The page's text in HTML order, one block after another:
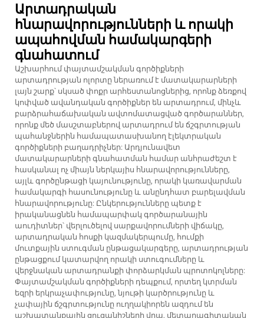
Արտադրական
հնարավորությունների և որակի
ապահովման համակարգերի
գնահատում
Աշխարհում փայտամշակման գործիքների
արտադրության ոլորտը ներառում է մատակարարների
լայն շարք՝ սկսած փոքր արհեստանոցներից, որոնք ձեռքով
կոփված ավանդական գործիքներ են արտադրում, մինչև
բարձրահաճախական ավտոմատացված գործարաններ,
որոնք մեծ մասշտաբներով արտադրում են ճշգրտության
պահանջներին համապատասխանող էլեկտրական
գործիքների բաղադրիչներ: Արդյունավետ
մատակարարների գնահատման համար անհրաժեշտ է
հասկանալ ոչ միայն ներկայիս հնարավորությունները,
այլև գործընթացի կայունությունը, որակի կառավարման
համակարգի հասունությունը և անընդհատ բարելավման
հնարավորությունը: Ընկերությունները պետք է
իրականացնեն համապարփակ գործարանային
աուդիտներ՝ վերլուծելով սարքավորումների վիճակը,
արտադրական հոսքի կազմակերպումը, հումքի
մուտքային ստուգման ընթացակարգերը, արտադրության
ընթացքում կատարվող որակի ստուգումները և
վերջնական արտադրանքի փորձարկման պրոտոկոլները:
Փայտամշակման գործիքների դեպքում, որտեղ կտրման
եզրի երկրաչափությունը, նյութի կարծրությունը և
չափային ճշգրտությունը ուղղակիորեն ազդում են
աշխատանքային ցուցանիշների վրա, մետաղագիտական